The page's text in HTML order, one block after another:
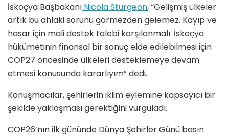
İskoçya Başbakanı Nicola Sturgeon, “Gelişmiş ülkeler
artık bu ahlaki sorunu görmezden gelemez. Kayıp ve
hasar için mali destek talebi karşılanmalı. İskoçya
hükümetinin finansal bir sonuç elde edilebilmesi için
COP27 öncesinde ülkeleri desteklemeye devam
etmesi konusunda kararlıyım” dedi.
Konuşmacılar, şehirlerin iklim eylemine kapsayıcı bir
şekilde yaklaşması gerektiğini vurguladı.
COP26’nın ilk gününde Dünya Şehirler Günü basın